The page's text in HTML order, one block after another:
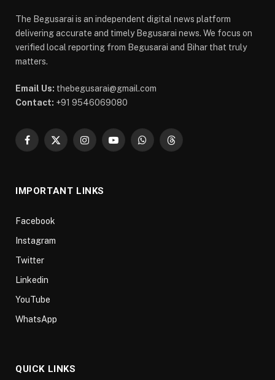
The Begusarai is an independent digital news platform
delivering accurate and timely Begusarai news. We focus on
verified local reporting from Begusarai and Bihar that truly
matters.
Email Us: thebegusarai@gmail.com
Contact: +91 9546069080
Facebook
X
InstagramYouTubeWhatsAppThreads
IMPORTANT LINKS
Facebook
Instagram
Twitter
Linkedin
YouTube
WhatsApp
QUICK LINKS